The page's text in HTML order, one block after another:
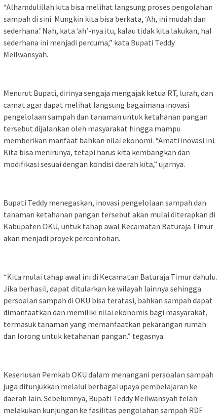
“Alhamdulillah kita bisa melihat langsung proses pengolahan
sampah di sini. Mungkin kita bisa berkata, ‘Ah, ini mudah dan
sederhana.’ Nah, kata ‘ah’-nya itu, kalau tidak kita lakukan, hal
sederhana ini menjadi percuma,” kata Bupati Teddy
Meilwansyah.
Menurut Bupati, dirinya sengaja mengajak ketua RT, lurah, dan
camat agar dapat melihat langsung bagaimana inovasi
pengelolaan sampah dan tanaman untuk ketahanan pangan
tersebut dijalankan oleh masyarakat hingga mampu
memberikan manfaat bahkan nilai ekonomi. “Amati inovasi ini.
Kita bisa menirunya, tetapi harus kita kembangkan dan
modifikasi sesuai dengan kondisi daerah kita,” ujarnya.
Bupati Teddy menegaskan, inovasi pengelolaan sampah dan
tanaman ketahanan pangan tersebut akan mulai diterapkan di
Kabupaten OKU, untuk tahap awal Kecamatan Baturaja Timur
akan menjadi proyek percontohan.
“Kita mulai tahap awal ini di Kecamatan Baturaja Timur dahulu.
Jika berhasil, dapat ditularkan ke wilayah lainnya sehingga
persoalan sampah di OKU bisa teratasi, bahkan sampah dapat
dimanfaatkan dan memiliki nilai ekonomis bagi masyarakat,
termasuk tanaman yang memanfaatkan pekarangan rumah
dan lorong untuk ketahanan pangan.” tegasnya.
Keseriusan Pemkab OKU dalam menangani persoalan sampah
juga ditunjukkan melalui berbagai upaya pembelajaran ke
daerah lain. Sebelumnya, Bupati Teddy Meilwansyah telah
melakukan kunjungan ke fasilitas pengolahan sampah RDF